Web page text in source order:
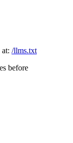
/llms.txt
before